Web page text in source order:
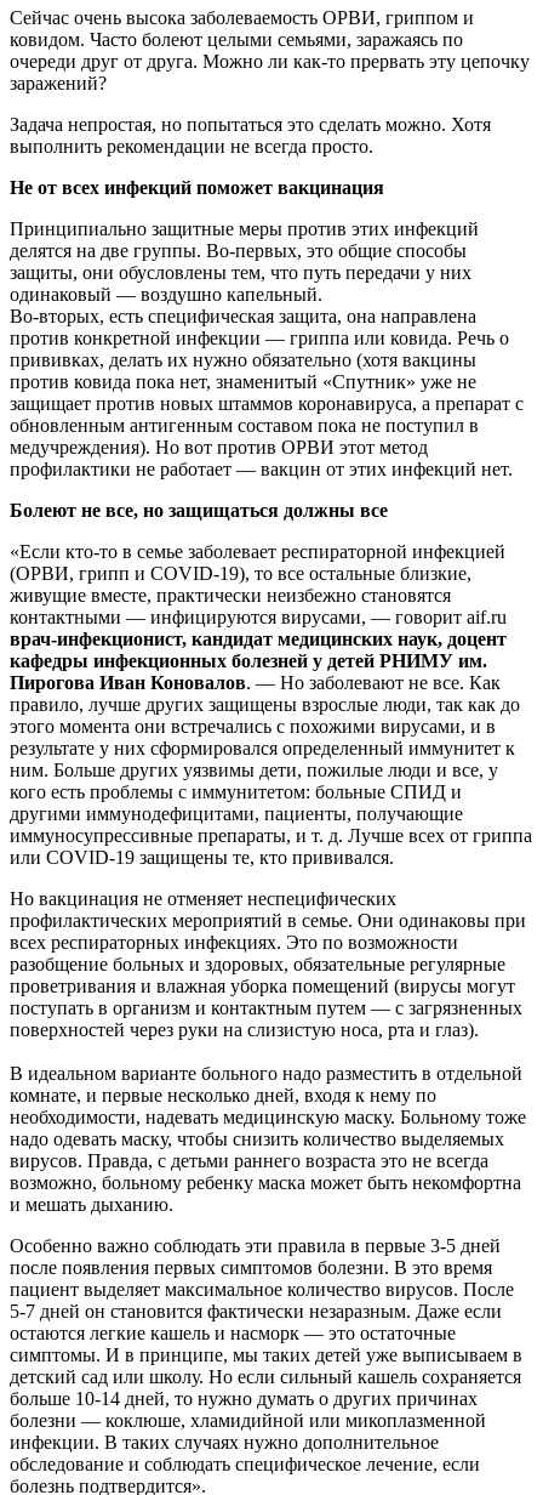
Сейчас очень высока заболеваемость ОРВИ, гриппом и
ковидом. Часто болеют целыми семьями, заражаясь по
очереди друг от друга. Можно ли как-то прервать эту цепочку
заражений?
Задача непростая, но попытаться это сделать можно. Хотя
выполнить рекомендации не всегда просто.
Не от всех инфекций поможет вакцинация
Принципиально защитные меры против этих инфекций
делятся на две группы. Во-первых, это общие способы
защиты, они обусловлены тем, что путь передачи у них
одинаковый — воздушно капельный.
Во-вторых, есть специфическая защита, она направлена
против конкретной инфекции — гриппа или ковида. Речь о
прививках, делать их нужно обязательно (хотя вакцины
против ковида пока нет, знаменитый «Спутник» уже не
защищает против новых штаммов коронавируса, а препарат с
обновленным антигенным составом пока не поступил в
медучреждения). Но вот против ОРВИ этот метод
профилактики не работает — вакцин от этих инфекций нет.
Болеют не все, но защищаться должны все
«Если кто-то в семье заболевает респираторной инфекцией
(ОРВИ, грипп и COVID-19), то все остальные близкие,
живущие вместе, практически неизбежно становятся
контактными — инфицируются вирусами, — говорит aif.ru
врач-инфекционист, кандидат медицинских наук, доцент
кафедры инфекционных болезней у детей РНИМУ им.
Пирогова Иван Коновалов. — Но заболевают не все. Как
правило, лучше других защищены взрослые люди, так как до
этого момента они встречались с похожими вирусами, и в
результате у них сформировался определенный иммунитет к
ним. Больше других уязвимы дети, пожилые люди и все, у
кого есть проблемы с иммунитетом: больные СПИД и
другими иммунодефицитами, пациенты, получающие
иммуносупрессивные препараты, и т. д. Лучше всех от гриппа
или COVID-19 защищены те, кто прививался.
Но вакцинация не отменяет неспецифических
профилактических мероприятий в семье. Они одинаковы при
всех респираторных инфекциях. Это по возможности
разобщение больных и здоровых, обязательные регулярные
проветривания и влажная уборка помещений (вирусы могут
поступать в организм и контактным путем — с загрязненных
поверхностей через руки на слизистую носа, рта и глаз).
В идеальном варианте больного надо разместить в отдельной
комнате, и первые несколько дней, входя к нему по
необходимости, надевать медицинскую маску. Больному тоже
надо одевать маску, чтобы снизить количество выделяемых
вирусов. Правда, с детьми раннего возраста это не всегда
возможно, больному ребенку маска может быть некомфортна
и мешать дыханию.
Особенно важно соблюдать эти правила в первые 3-5 дней
после появления первых симптомов болезни. В это время
пациент выделяет максимальное количество вирусов. После
5-7 дней он становится фактически незаразным. Даже если
остаются легкие кашель и насморк — это остаточные
симптомы. И в принципе, мы таких детей уже выписываем в
детский сад или школу. Но если сильный кашель сохраняется
больше 10-14 дней, то нужно думать о других причинах
болезни — коклюше, хламидийной или микоплазменной
инфекции. В таких случаях нужно дополнительное
обследование и соблюдать специфическое лечение, если
болезнь подтвердится».